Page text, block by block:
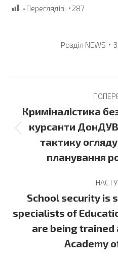
Переглядів: 287
Розділ NEWS
navigation
Криміналістика
курсанти
тактику огляду
планування
School security is
specialists of
are being trained
Academy